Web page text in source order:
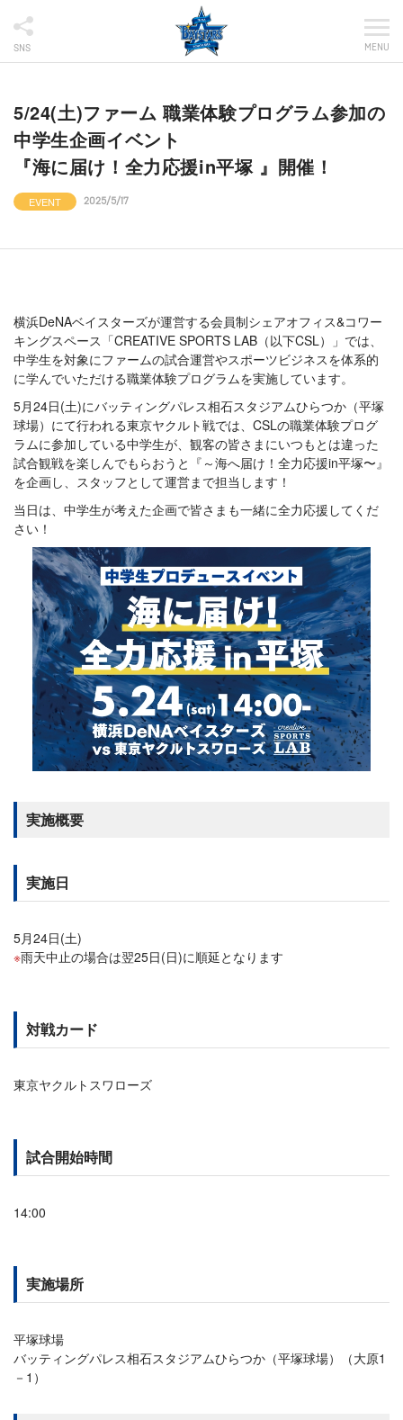
SNS MENU
5/24(土)ファーム 職業体験プログラム参加の
中学生企画イベント
『海に届け！全力応援in平塚 』開催！
EVENT 2025/5/17
横浜DeNAベイスターズが運営する会員制シェアオフィス&コワー
キングスペース「CREATIVE SPORTS LAB（以下CSL）」では、
中学生を対象にファームの試合運営やスポーツビジネスを体系的
に学んでいただける職業体験プログラムを実施しています。
5月24日(土)にバッティングパレス相石スタジアムひらつか（平塚
球場）にて行われる東京ヤクルト戦では、CSLの職業体験プログ
ラムに参加している中学生が、観客の皆さまにいつもとは違った
試合観戦を楽しんでもらおうと『～海へ届け！全力応援in平塚〜』
を企画し、スタッフとして運営まで担当します！
当日は、中学生が考えた企画で皆さまも一緒に全力応援してくだ
さい！
実施概要
実施日
5月24日(土)
雨天中止の場合は翌25日(日)に順延となります
対戦カード
東京ヤクルトスワローズ
試合開始時間
14:00
実施場所
平塚球場
バッティングパレス相石スタジアムひらつか（平塚球場）（大原1
－1）